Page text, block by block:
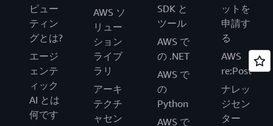
ピュー
ティン
グとは?
エージ
ェンテ
ィック
AI とは
何です
AWS ソ
リュー
ション
ライブ
ラリ
アーキ
テクチ
ャセン
SDK と
ツール
AWS で
の .NET
AWS で
の
Python
AWS で
ットを
申請す
る
AWS
re:Post
ナレッ
ジセン
ター